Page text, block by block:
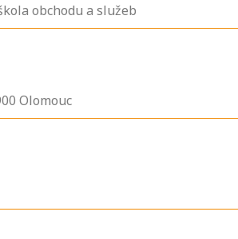
obchodu a služeb
Olomouc